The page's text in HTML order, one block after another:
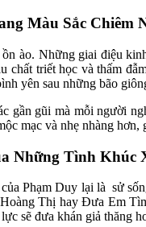
Màu Sắc Chiêm
ào. Những giai điệu
chất triết học và thấm
yên sau những bão
gần gũi mà mỗi người
mạc và nhẹ nhàng
Những Tình Khúc
Phạm Duy lại là  sử
Thị hay Đưa Em
sẽ đưa khán giả thăng